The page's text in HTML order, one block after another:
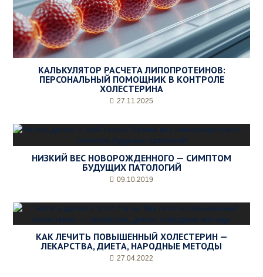
КАЛЬКУЛЯТОР РАСЧЕТА ЛИПОПРОТЕИНОВ:
ПЕРСОНАЛЬНЫЙ ПОМОЩНИК В КОНТРОЛЕ
ХОЛЕСТЕРИНА
27.11.2025
НИЗКИЙ ВЕС НОВОРОЖДЕННОГО — СИМПТОМ
БУДУЩИХ ПАТОЛОГИЙ
09.10.2019
КАК ЛЕЧИТЬ ПОВЫШЕННЫЙ ХОЛЕСТЕРИН —
ЛЕКАРСТВА, ДИЕТА, НАРОДНЫЕ МЕТОДЫ
27.04.2022